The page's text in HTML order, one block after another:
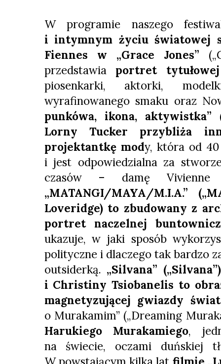
W programie naszego
i intymnym życiu światowej
Fiennes w „Grace Jones”
przedstawia portret
piosenkarki, aktorki,
wyrafinowanego smaku oraz
punkówa, ikona, aktywistka”
Lorny Tucker przybliża
projektantkę mody, która od
i jest odpowiedzialna za
czasów – damę Vivienne
„MATANGI/MAYA/M.I.A.”
Loveridge) to zbudowany z
portret naczelnej
ukazuje, w jaki sposób
polityczne i dlaczego tak bardzo
outsiderką. „Silvana”
i Christiny Tsiobanelis to
magnetyzującej gwiazdy
o Murakamim” („Dreaming
Harukiego Murakamiego,
na świecie, oczami duńskiej